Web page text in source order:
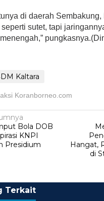
di daerah
sutet, tapi
Kaltara
Koranborneo.com
Bola DOB
KNPI
Presidium
Hangat,
di
Terkait